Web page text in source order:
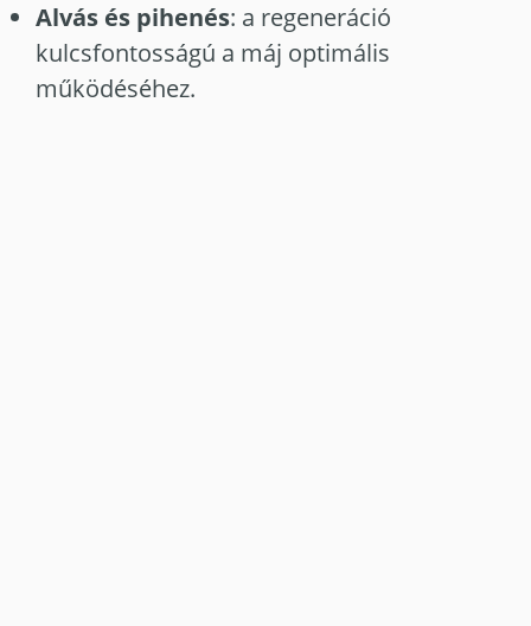
Alvás és pihenés: a regeneráció
kulcsfontosságú a máj optimális
működéséhez.